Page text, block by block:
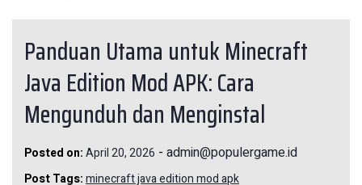
Panduan Utama untuk Minecraft
Java Edition Mod APK: Cara
Mengunduh dan Menginstal
Posted on:April 20, 2026 - admin@populergame.id
Post Tags:minecraft java edition mod apk